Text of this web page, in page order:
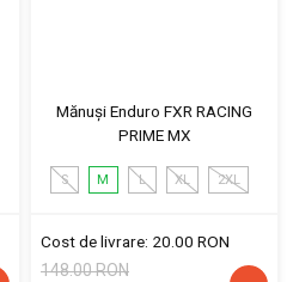
Mănuși Enduro FXR RACING
PRIME MX
S M L XL 2XL
Cost de livrare: 20.00 RON
148.00 RON